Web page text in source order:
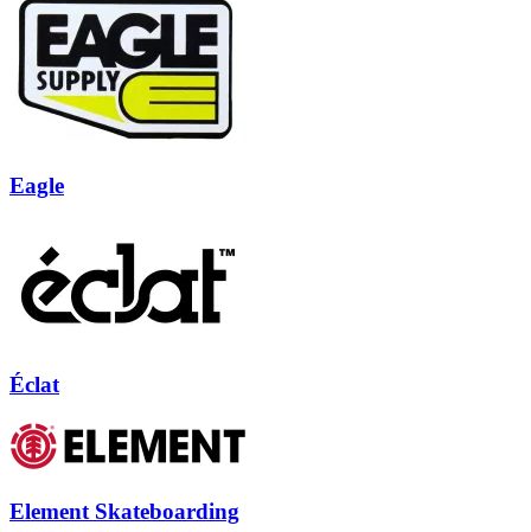
Eagle
Éclat
Element Skateboarding